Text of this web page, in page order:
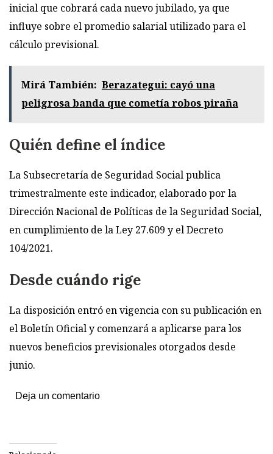
inicial que cobrará cada nuevo jubilado, ya que
influye sobre el promedio salarial utilizado para el
cálculo previsional.
Mirá También: Berazategui: cayó una
peligrosa banda que cometía robos piraña
Quién define el índice
La Subsecretaría de Seguridad Social publica
trimestralmente este indicador, elaborado por la
Dirección Nacional de Políticas de la Seguridad Social,
en cumplimiento de la Ley 27.609 y el Decreto
104/2021.
Desde cuándo rige
La disposición entró en vigencia con su publicación en
el Boletín Oficial y comenzará a aplicarse para los
nuevos beneficios previsionales otorgados desde
junio.
Deja un comentario